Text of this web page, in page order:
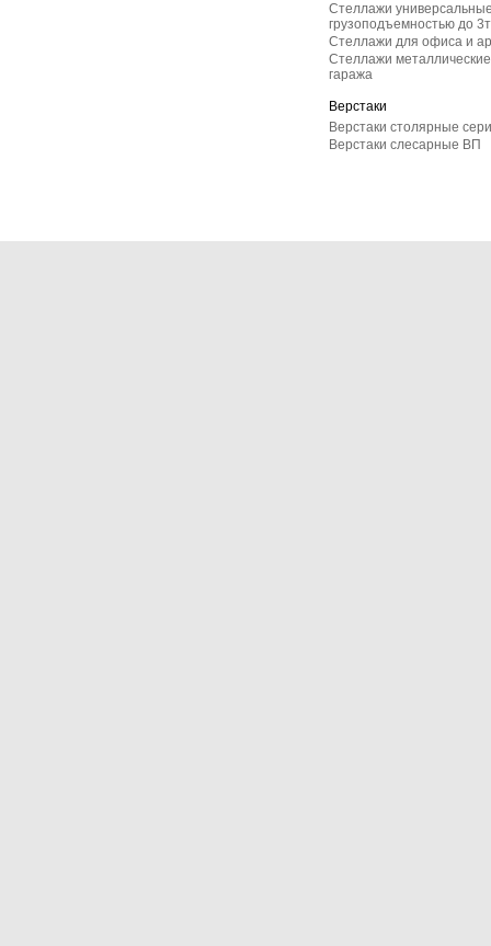
Стеллажи
грузоподъемностью до
Стеллажи для офиса и
Стеллажи
гаража
Верстаки
Верстаки столярные
Верстаки слесарные ВП